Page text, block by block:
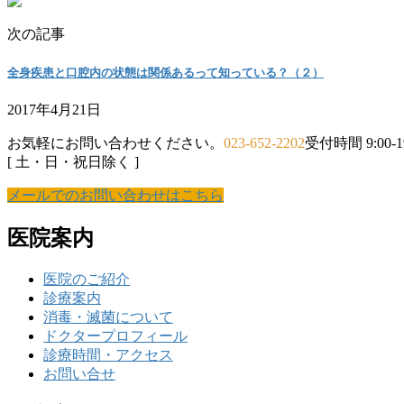
次の記事
全身疾患と口腔内の状態は関係あるって知っている？（２）
2017年4月21日
お気軽にお問い合わせください。 023-652-2202受付時間 9:00-
[ 土・日・祝日除く ]
メールでのお問い合わせはこちら
医院案内
医院のご紹介
診療案内
消毒・滅菌について
ドクタープロフィール
診療時間・アクセス
お問い合せ